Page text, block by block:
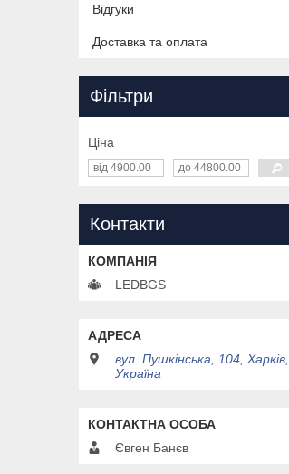
Відгуки
Доставка та оплата
Фільтри
Ціна
Контакти
LEDBGS
вул. Пушкінська, 104, Харків,
Україна
Євген Банєв